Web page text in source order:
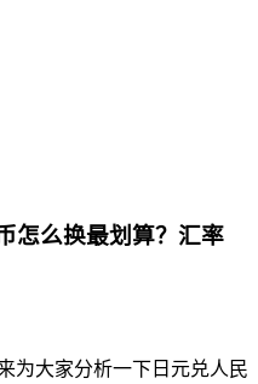
怎么换最划算？汇率
为大家分析一下日元兑人民